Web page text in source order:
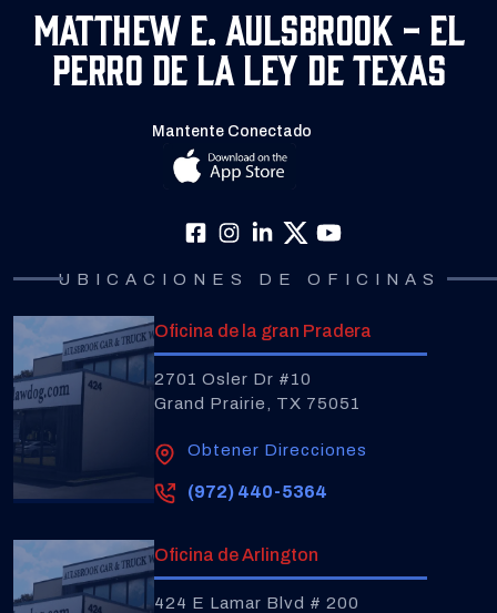
Matthew E. Aulsbrook - El
Perro de la Ley de Texas
Mantente Conectado
UBICACIONES DE OFICINAS
Oficina de la gran Pradera
2701 Osler Dr #10
Grand Prairie, TX 75051
Obtener Direcciones
(972) 440-5364
Oficina de Arlington
424 E Lamar Blvd # 200